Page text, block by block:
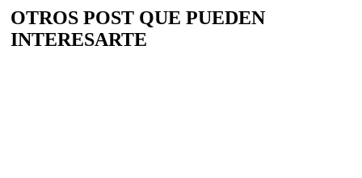
OTROS POST QUE PUEDEN
INTERESARTE